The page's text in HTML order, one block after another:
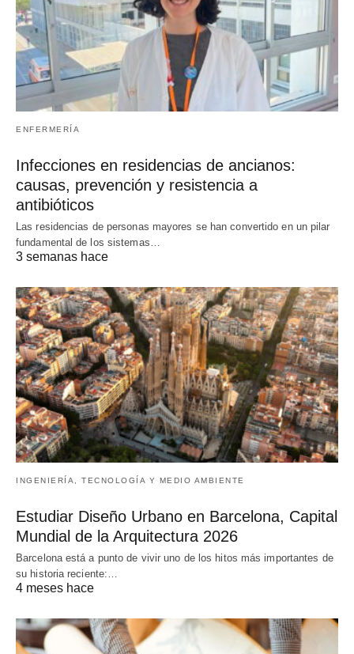
ENFERMERÍA
Infecciones en residencias de ancianos:
causas, prevención y resistencia a
antibióticos
Las residencias de personas mayores se han convertido en un pilar
fundamental de los sistemas…
3 semanas hace
INGENIERÍA, TECNOLOGÍA Y MEDIO AMBIENTE
Estudiar Diseño Urbano en Barcelona, Capital
Mundial de la Arquitectura 2026
Barcelona está a punto de vivir uno de los hitos más importantes de
su historia reciente:…
4 meses hace